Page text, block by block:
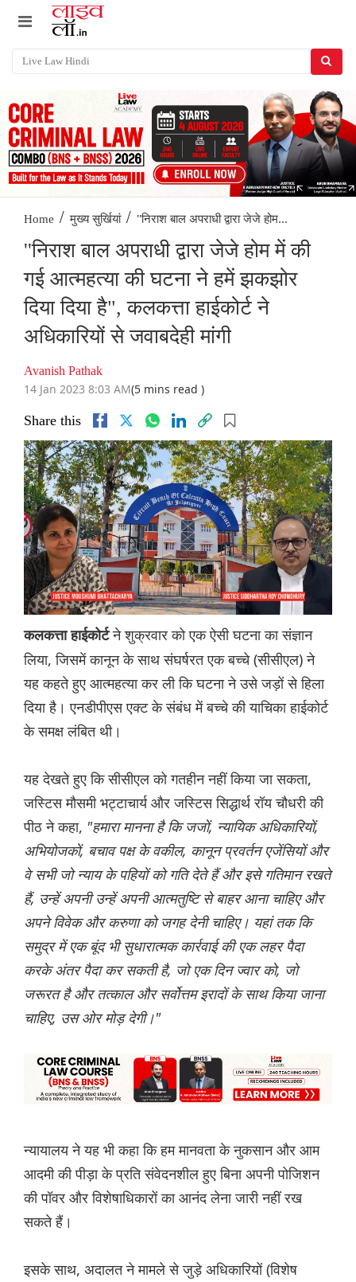
Home / मुख्य सुर्खियां / ''निराश बाल अपराधी द्वारा जेजे होम...
''निराश बाल अपराधी द्वारा जेजे होम में की
गई आत्महत्या की घटना ने हमें झकझोर
दिया दिया है", कलकत्ता हाईकोर्ट ने
अधिकारियों से जवाबदेही मांगी
Avanish Pathak
14 Jan 2023 8:03 AM(5 mins read )
Share this
कलकत्ता हाईकोर्टने शुक्रवार को एक ऐसी घटना का संज्ञान
लिया, जिसमें कानून के साथ संघर्षरत एक बच्चे (सीसीएल) ने
यह कहते हुए आत्महत्या कर ली कि घटना ने उसे जड़ों से हिला
दिया है। एनडीपीएस एक्‍ट के संबंध में बच्चे की याचिका हाईकोर्ट
के समक्ष लंबित थी।
यह देखते हुए कि सीसीएल को गतहीन नहीं किया जा सकता,
जस्टिस मौसमी भट्टाचार्य और जस्टिस सिद्धार्थ रॉय चौधरी की
पीठ ने कहा, "हमारा मानना है कि जजों, न्यायिक अधिकारियों,
अभियोजकों, बचाव पक्ष के वकील, कानून प्रवर्तन एजेंसियों और
वे सभी जो न्याय के पहियों को गति देते हैं और इसे गतिमान रखते
हैं, उन्हें अपनीउन्हें अपनी आत्मतु‌‌ष्टि से बाहर आना चाहिए और
अपने विवेक और करुणा को जगह देनी चाहिए। यहां तक कि
समुद्र में एक बूंद भी सुधारात्मक कार्रवाई की एक लहर पैदा
करके अंतर पैदा कर सकती है, जो एक दिन ज्वार को, जो
जरूरत है और तत्काल और सर्वोत्तम इरादों के साथ किया जाना
चाहिए, उस ओर मोड़ देगी।"
न्यायालय ने यह भी कहा कि हम मानवता के नुकसान और आम
आदमी की पीड़ा के प्रति संवेदनशील हुए बिना अपनी पोजिशन
की पॉवर और विशेषाधिकारों का आनंद लेना जारी नहीं रख
सकते हैं।
इसके साथ, अदालत ने मामले से जुड़े अधिकारियों (विशेष